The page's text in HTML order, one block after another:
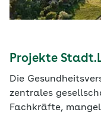
Projekte
Die
zentrales
Fachkräfte,